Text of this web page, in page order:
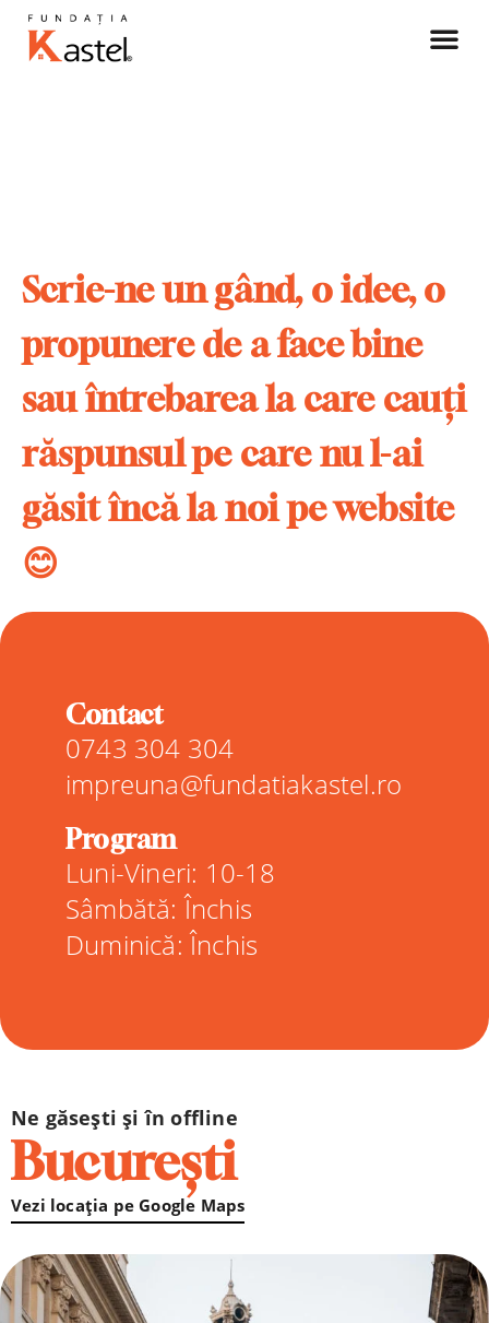
Contact
0743 304 304
impreuna@fundatiakastel.ro
Program
Luni-Vineri: 10-18
Sâmbătă: Închis
Duminică: Închis
Scrie-ne un gând, o idee, o
propunere de a face bine
sau întrebarea la care cauți
răspunsul pe care nu l-ai
găsit încă la noi pe website
😊
Ne găsești și în offline
București
Vezi locația pe Google Maps